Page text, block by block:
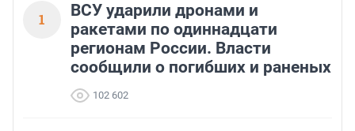
1
ВСУ ударили дронами и
ракетами по одиннадцати
регионам России. Власти
сообщили о погибших и раненых
102 602